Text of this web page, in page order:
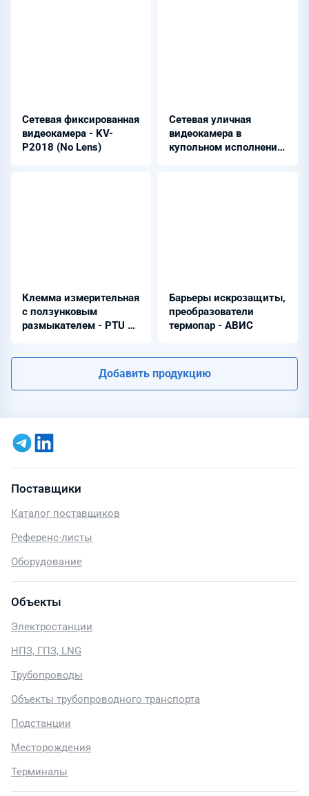
Сетевая фиксированная
видеокамера - KV-
P2018 (No Lens)
Сетевая уличная
видеокамера в
купольном исполнении
Клемма измерительная
с ползунковым
размыкателем - PTU 6-
Барьеры искрозащиты,
преобразователи
термопар - АВИС
Добавить продукцию
Поставщики
Каталог поставщиков
Референс-листы
Оборудование
Объекты
Электростанции
НПЗ, ГПЗ, LNG
Трубопроводы
Объекты трубопроводного транспорта
Подстанции
Месторождения
Терминалы